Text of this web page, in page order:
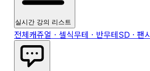
실시간 강의 리스트
전체 캐쥬얼 · 셀식무테 · 반무테 SD · 팬시